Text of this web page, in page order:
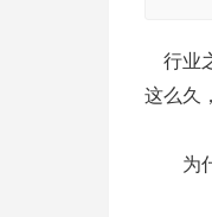
行业
这么久
为什